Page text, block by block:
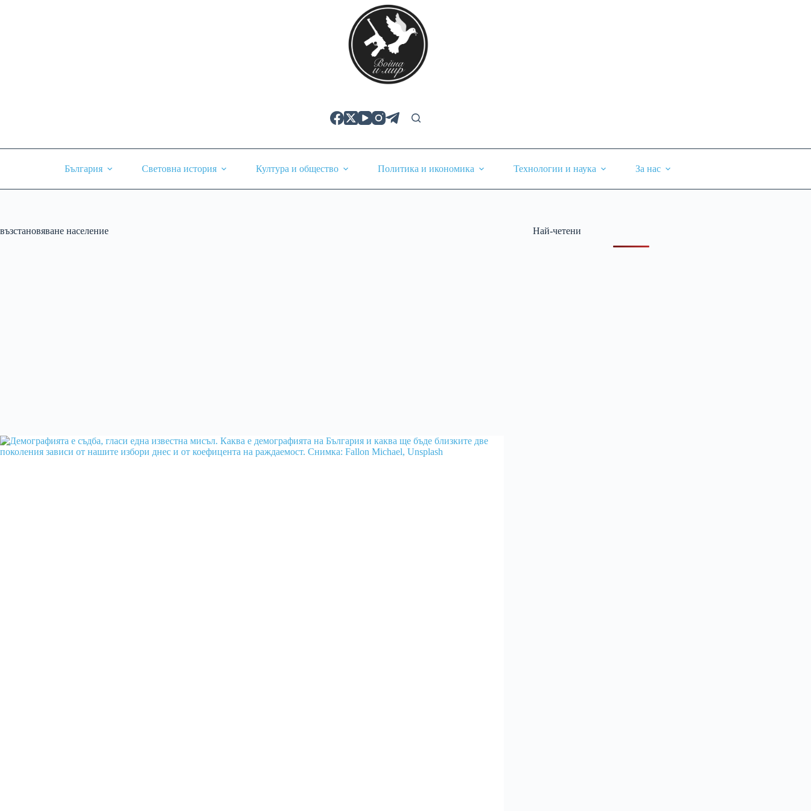
България Световна история Култура и общество Политика и икономика Технологии и наука За нас
възстановяване население Най-четени